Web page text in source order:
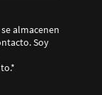
almacenen
Soy
*